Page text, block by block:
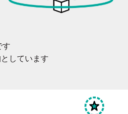
す
しています